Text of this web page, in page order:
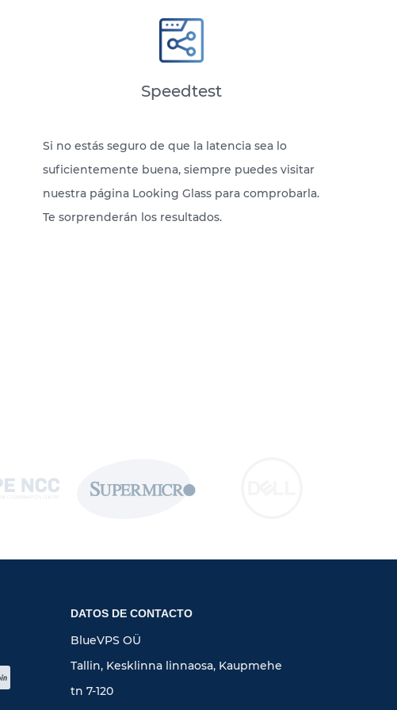
Speedtest
Si no estás seguro de que la latencia sea lo
suficientemente buena, siempre puedes visitar
nuestra página Looking Glass para comprobarla.
Te sorprenderán los resultados.
DATOS DE CONTACTO
BlueVPS OÜ
Tallin, Kesklinna linnaosa, Kaupmehe
tn 7-120